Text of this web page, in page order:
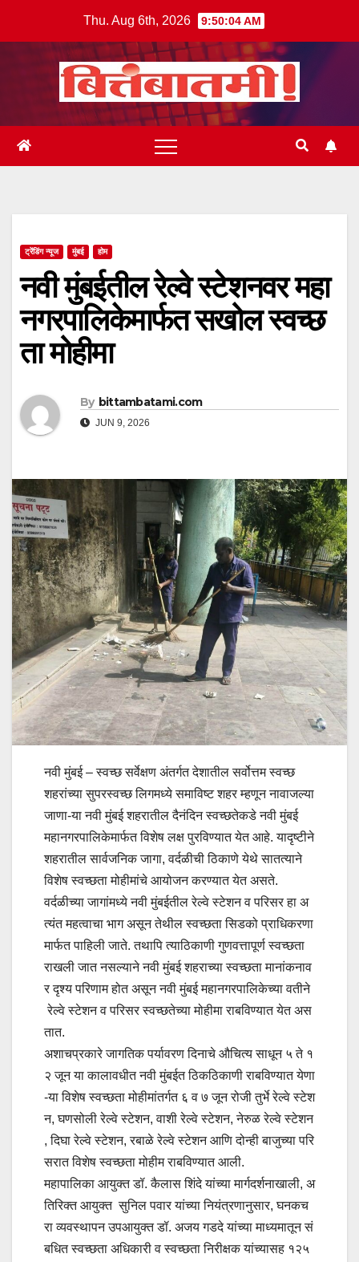
Thu. Aug 6th, 2026 9:50:04 AM
ट्रेंडिंग न्यूज मुंबई होम
नवी मुंबईतील रेल्वे स्टेशनवर महा
नगरपालिकेमार्फत सखोल स्वच्छ
ता मोहीमा
By bittambatami.com
JUN 9, 2026
नवी मुंबई – स्वच्छ सर्वेक्षण अंतर्गत देशातील सर्वोत्तम स्वच्छ
शहरांच्या सुपरस्वच्छ लिगमध्ये समाविष्ट शहर म्हणून नावाजल्या
जाणा-या नवी मुंबई शहरातील दैनंदिन स्वच्छतेकडे नवी मुंबई
महानगरपालिकेमार्फत विशेष लक्ष पुरविण्यात येत आहे. यादृष्टीने
शहरातील सार्वजनिक जागा, वर्दळीची ठिकाणे येथे सातत्याने
विशेष स्वच्छता मोहीमांचे आयोजन करण्यात येत असते.
वर्दळीच्या जागांमध्ये नवी मुंबईतील रेल्वे स्टेशन व परिसर हा अ
त्यंत महत्वाचा भाग असून तेथील स्वच्छता सिडको प्राधिकरणा
मार्फत पाहिली जाते. तथापि त्याठिकाणी गुणवत्तापूर्ण स्वच्छता
राखली जात नसल्याने नवी मुंबई शहराच्या स्वच्छता मानांकनाव
र दृश्य परिणाम होत असून नवी मुंबई महानगरपालिकेच्या वतीने
रेल्वे स्टेशन व परिसर स्वच्छतेच्या मोहीमा राबविण्यात येत अस
तात.
अशाचप्रकारे जागतिक पर्यावरण दिनाचे औचित्य साधून ५ ते १
२ जून या कालावधीत नवी मुंबईत ठिकठिकाणी राबविण्यात येणा
-या विशेष स्वच्छता मोहीमांतर्गत ६ व ७ जून रोजी तुर्भे रेल्वे स्टेश
न, घणसोली रेल्वे स्टेशन, वाशी रेल्वे स्टेशन, नेरुळ रेल्वे स्टेशन
, दिघा रेल्वे स्टेशन, रबाळे रेल्वे स्टेशन आणि दोन्ही बाजुच्या परि
सरात विशेष स्वच्छता मोहीम राबविण्यात आली.
महापालिका आयुक्त डॉ. कैलास शिंदे यांच्या मार्गदर्शनाखाली, अ
तिरिक्त आयुक्त सुनिल पवार यांच्या नियंत्रणानुसार, घनकच
रा व्यवस्थापन उपआयुक्त डॉ. अजय गडदे यांच्या माध्यमातून सं
बधित स्वच्छता अधिकारी व स्वच्छता निरीक्षक यांच्यासह १२५